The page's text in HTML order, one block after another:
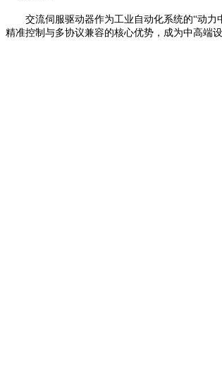
交流伺服驱动器作为工业自动化系统的“动力
精准控制与多协议兼容的核心优势，成为中高端